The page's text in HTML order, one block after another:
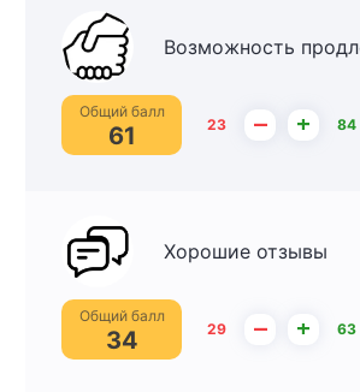
Возможность
Общий балл
61 23 – + 84
Хорошие отзывы
Общий балл
34 29 – + 63